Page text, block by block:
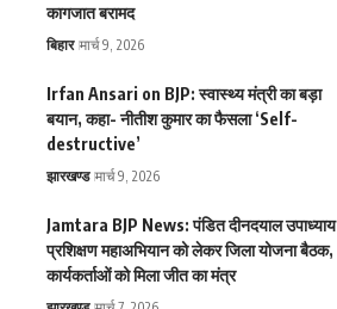
कागजात बरामद
बिहार मार्च 9, 2026
Irfan Ansari on BJP: स्वास्थ्य मंत्री का बड़ा
बयान, कहा- नीतीश कुमार का फैसला ‘Self-
destructive’
झारखण्ड मार्च 9, 2026
Jamtara BJP News: पंडित दीनदयाल उपाध्याय
प्रशिक्षण महाअभियान को लेकर जिला योजना बैठक,
कार्यकर्ताओं को मिला जीत का मंत्र